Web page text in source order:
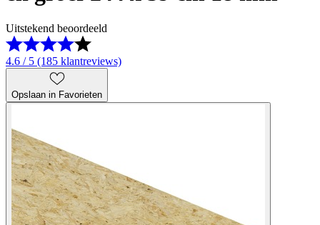
Uitstekend beoordeeld
4.6 / 5 (185 klantreviews)
Opslaan in Favorieten